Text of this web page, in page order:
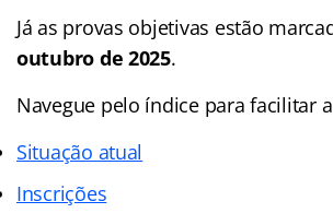
Já as provas objetivas estão
outubro de 2025.
Navegue pelo índice para facilitar
Situação atual
Inscrições